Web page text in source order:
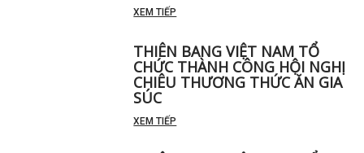
XEM TIẾP
THIÊN BANG VIỆT NAM TỔ
CHỨC THÀNH CÔNG HỘI NGHỊ
CHIÊU THƯƠNG THỨC ĂN GIA
SÚC
XEM TIẾP